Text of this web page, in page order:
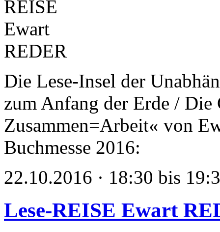
Die Lese-Insel der
zum Anfang der Erde / Die
Zusammen=Arbeit« von
Buchmesse 2016:
22.10.2016 · 18:30 bis
Lese-REISE Ewart